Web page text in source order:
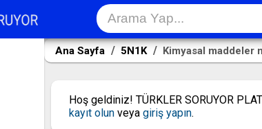
Ana Sayfa 5N1K Kimyasal maddeler
Hoş geldiniz! TÜRKLER SORUYOR
kayıt olunveya giriş yapın.